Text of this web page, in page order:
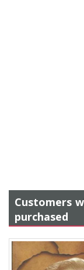
Customers
purchased